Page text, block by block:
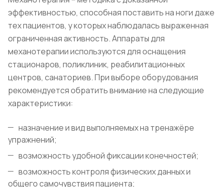
эффективностью, способная поставить на ноги даже
тех пациентов, у которых наблюдалась выраженная
ограниченная активность. Аппараты для
механотерапии используются для оснащения
стационаров, поликлиник, реабилитационных
центров, санаториев. При выборе оборудования
рекомендуется обратить внимание на следующие
характеристики:
назначение и вид выполняемых на тренажёре
упражнений;
возможность удобной фиксации конечностей;
возможность контроля физических данных и
общего самочувствия пациента;